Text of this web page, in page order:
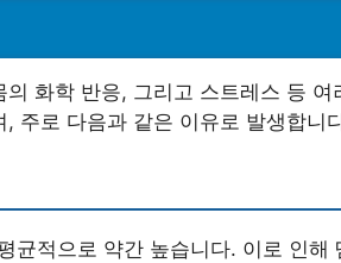
화학 반응, 그리고 스트레스 등 여
주로 다음과 같은 이유로 발생합니
균적으로 약간 높습니다. 이로 인해